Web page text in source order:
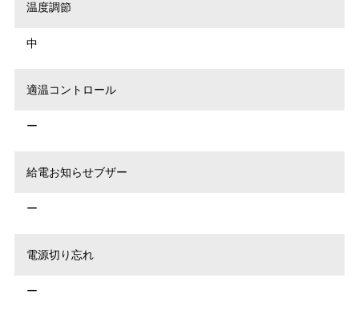
温度調節
中
適温コントロール
ー
給電お知らせブザー
ー
電源切り忘れ
ー